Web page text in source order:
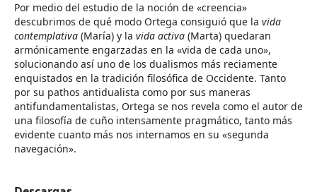
Por medio del estudio de la noción de «creencia»
descubrimos de qué modo Ortega consiguió que la vida
contemplativa (María) y la vida activa (Marta) quedaran
armónicamente engarzadas en la «vida de cada uno»,
solucionando así uno de los dualismos más reciamente
enquistados en la tradición filosófica de Occidente. Tanto
por su pathos antidualista como por sus maneras
antifundamentalistas, Ortega se nos revela como el autor de
una filosofía de cuño intensamente pragmático, tanto más
evidente cuanto más nos internamos en su «segunda
navegación».